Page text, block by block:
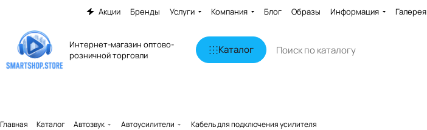
Акции Бренды Услуги Компания Блог Образы Информация Галерея
Интернет-магазин оптово-
розничной торговли
Каталог
Главная Каталог Автозвук Автоусилители Кабель для подключения усилителя